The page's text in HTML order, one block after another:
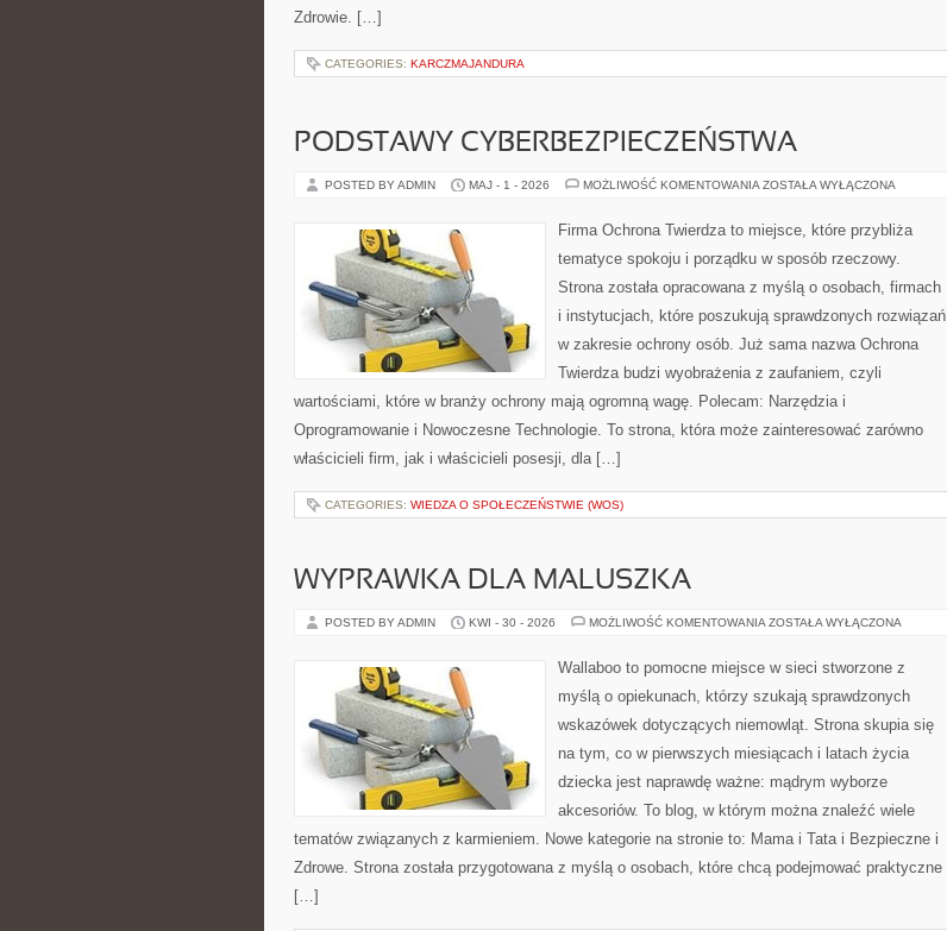
Zdrowie. […]
CATEGORIES: KARCZMAJANDURA
PODSTAWY CYBERBEZPIECZEŃSTWA
POSTED BY ADMIN MAJ - 1 - 2026 MOŻLIWOŚĆ KOMENTOWANIA PODSTAWY
ZOSTAŁA WYŁĄCZONA
Firma Ochrona Twierdza to miejsce, które przybliża
tematyce spokoju i porządku w sposób rzeczowy.
Strona została opracowana z myślą o osobach, firmach
i instytucjach, które poszukują sprawdzonych rozwiązań
w zakresie ochrony osób. Już sama nazwa Ochrona
Twierdza budzi wyobrażenia z zaufaniem, czyli
wartościami, które w branży ochrony mają ogromną wagę. Polecam: Narzędzia i
Oprogramowanie i Nowoczesne Technologie. To strona, która może zainteresować zarówno
właścicieli firm, jak i właścicieli posesji, dla […]
CATEGORIES: WIEDZA O SPOŁECZEŃSTWIE (WOS)
WYPRAWKA DLA MALUSZKA
POSTED BY ADMIN KWI - 30 - 2026 MOŻLIWOŚĆ KOMENTOWANIA WYPRAWKA
ZOSTAŁA WYŁĄCZONA
Wallaboo to pomocne miejsce w sieci stworzone z
myślą o opiekunach, którzy szukają sprawdzonych
wskazówek dotyczących niemowląt. Strona skupia się
na tym, co w pierwszych miesiącach i latach życia
dziecka jest naprawdę ważne: mądrym wyborze
akcesoriów. To blog, w którym można znaleźć wiele
tematów związanych z karmieniem. Nowe kategorie na stronie to: Mama i Tata i Bezpieczne i
Zdrowe. Strona została przygotowana z myślą o osobach, które chcą podejmować praktyczne
[…]